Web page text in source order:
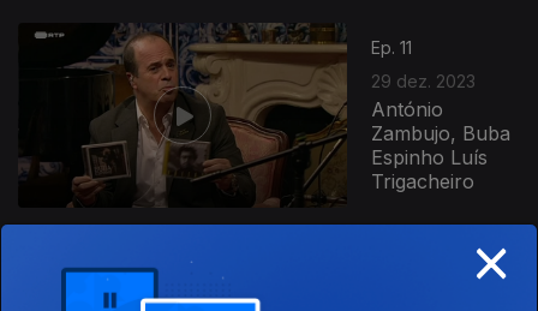
Ep. 11
29 dez. 2023
António
Zambujo, Buba
Espinho Luís
Trigacheiro
×